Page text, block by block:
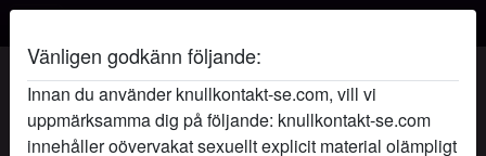
Vänligen godkänn följande:
Innan du använder knullkontakt-se.com, vill vi
uppmärksamma dig på följande: knullkontakt-se.com
innehåller oövervakat sexuellt explicit material olämpligt
LinnBehöverKuk's profil